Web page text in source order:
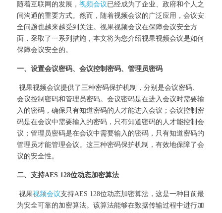
高清分体式终端（M800C）
随着互联网的发展， 视频会议已经成为了企业、政府和个人之
间沟通的重要方式。然而，随着视频会议的广泛应用，会议安
全问题也越来越受到关注。视果视频会议在保障会议安全方
面，采取了一系列措施，本文将为您介绍视果视频会议是如何
保障会议安全的。
一、设置会议密码、会议控制密码、管理员密码
会议控制密码和管理员密码。会议密码是在进入会议时需要输
入的密码，确保只有知道密码的人才能进入会议；会议控制密
码是在会议中需要输入的密码，只有知道密码的人才能控制会
议；管理员密码是在会议中需要输入的密码，只有知道密码的
管理员才能管理会议。这三种密码保护机制，有效地保障了会
议的安全性。
二、支持AES 128位动态加密算法
视果视频会议支持AES 128位动态加密算法，这是一种目前最
为安全可靠的加密算法。该算法能够在数据传输过程中进行加